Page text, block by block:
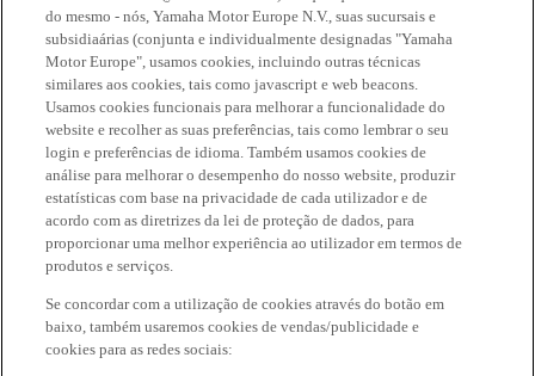
do mesmo - nós, Yamaha Motor Europe N.V., suas sucursais e
subsidiaárias (conjunta e individualmente designadas "Yamaha
Motor Europe", usamos cookies, incluindo outras técnicas
similares aos cookies, tais como javascript e web beacons.
Usamos cookies funcionais para melhorar a funcionalidade do
website e recolher as suas preferências, tais como lembrar o seu
login e preferências de idioma. Também usamos cookies de
análise para melhorar o desempenho do nosso website, produzir
estatísticas com base na privacidade de cada utilizador e de
acordo com as diretrizes da lei de proteção de dados, para
proporcionar uma melhor experiência ao utilizador em termos de
produtos e serviços.
Se concordar com a utilização de cookies através do botão em
baixo, também usaremos cookies de vendas/publicidade e
cookies para as redes sociais: